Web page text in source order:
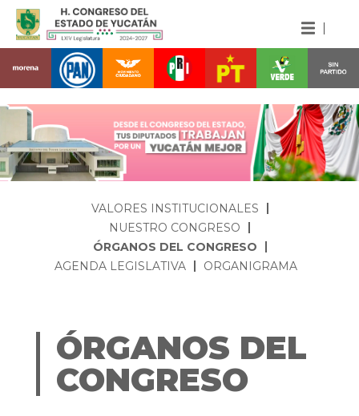
VALORES INSTITUCIONALES
NUESTRO CONGRESO
ÓRGANOS DEL CONGRESO
AGENDA LEGISLATIVA
ORGANIGRAMA
ÓRGANOS DEL
CONGRESO